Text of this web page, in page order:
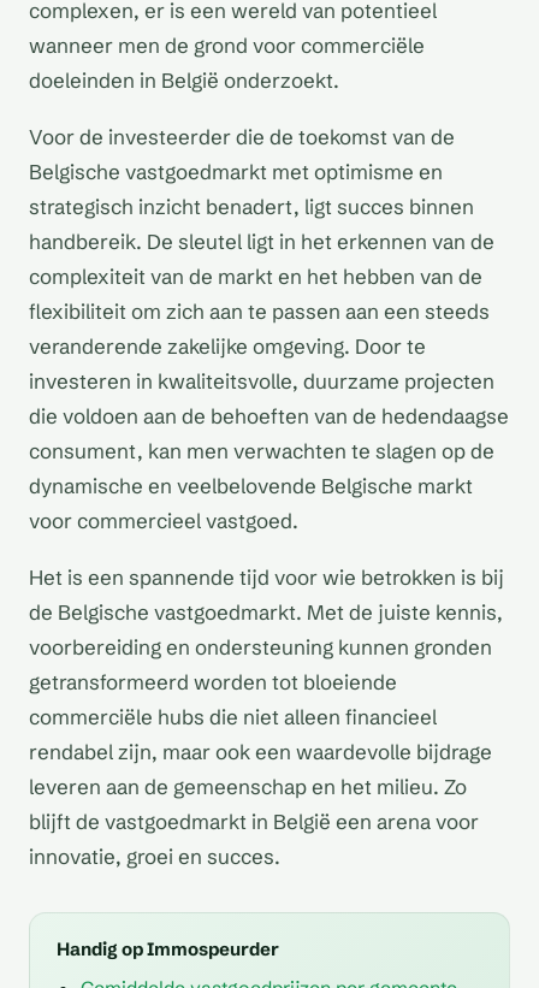
complexen, er is een wereld van potentieel
wanneer men de grond voor commerciële
doeleinden in België onderzoekt.
Voor de investeerder die de toekomst van de
Belgische vastgoedmarkt met optimisme en
strategisch inzicht benadert, ligt succes binnen
handbereik. De sleutel ligt in het erkennen van de
complexiteit van de markt en het hebben van de
flexibiliteit om zich aan te passen aan een steeds
veranderende zakelijke omgeving. Door te
investeren in kwaliteitsvolle, duurzame projecten
die voldoen aan de behoeften van de hedendaagse
consument, kan men verwachten te slagen op de
dynamische en veelbelovende Belgische markt
voor commercieel vastgoed.
Het is een spannende tijd voor wie betrokken is bij
de Belgische vastgoedmarkt. Met de juiste kennis,
voorbereiding en ondersteuning kunnen gronden
getransformeerd worden tot bloeiende
commerciële hubs die niet alleen financieel
rendabel zijn, maar ook een waardevolle bijdrage
leveren aan de gemeenschap en het milieu. Zo
blijft de vastgoedmarkt in België een arena voor
innovatie, groei en succes.
Handig op Immospeurder